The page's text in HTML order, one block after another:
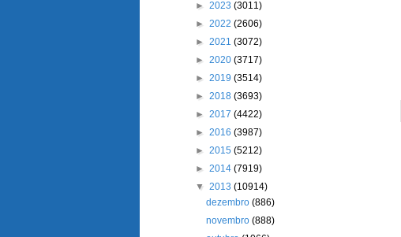
► 2023 (3011)
► 2022 (2606)
► 2021 (3072)
► 2020 (3717)
► 2019 (3514)
► 2018 (3693)
► 2017 (4422)
► 2016 (3987)
► 2015 (5212)
► 2014 (7919)
▼ 2013 (10914)
dezembro(886)
novembro(888)